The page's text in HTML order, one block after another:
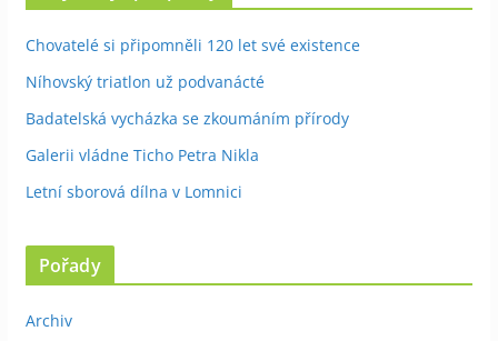
Chovatelé si připomněli 120 let své existence
Níhovský triatlon už podvanácté
Badatelská vycházka se zkoumáním přírody
Galerii vládne Ticho Petra Nikla
Letní sborová dílna v Lomnici
Pořady
Archiv